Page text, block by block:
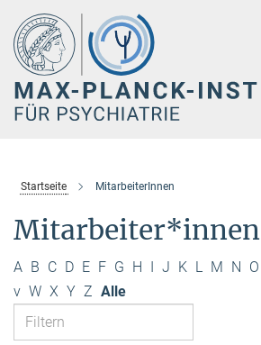
Hauptinhalt
Startseite MitarbeiterInnen
Mitarbeiter*innen
A B C D E F G H I J K L M N O
v W X Y Z Alle